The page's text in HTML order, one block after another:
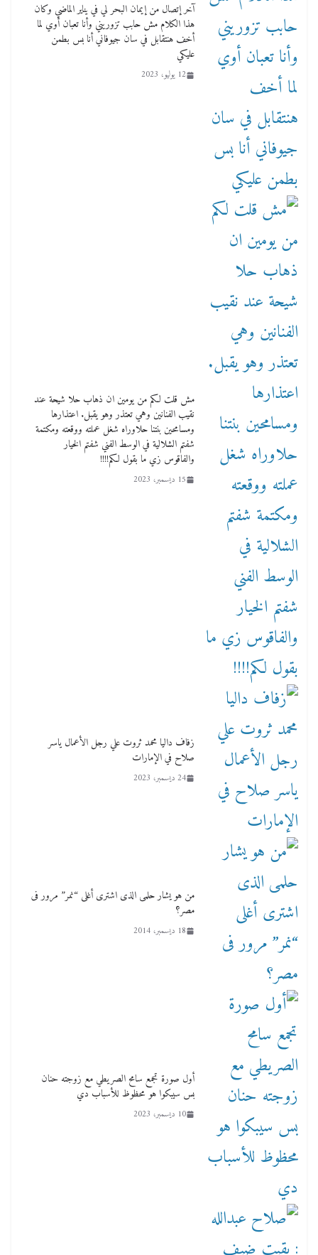
آخر إتصال من إيمان البحر لي في يناير الماضي وكان
هذا الكلام مش حابب تزوريني وأنا تعبان أوي لما
أخف هنتقابل في سان جيوفاني أنا بس بطمن
عليكي
12 يوليو، 2023
مش قلت لكم من يومين ان ذهاب حلا شيحة عند
نقيب الفنانين وهي تعتذر وهو يقبل. اعتذارها
ومسامحين بنتنا حلاوراه شغل عملته ووقعته ومكتمة
شفتم الشلالية في الوسط الفني شفتم الخيار
والفاقوس زي ما بقول لكم!!!!
15 ديسمبر، 2023
زفاف داليا محمد ثروت علي رجل الأعمال ياسر
صلاح في الإمارات
24 ديسمبر، 2023
من هو يشار حلمى الذى اشترى أغلى “نمر” مرور فى
مصر؟
18 ديسمبر، 2014
أول صورة تجمع سامح الصريطي مع زوجته حنان
بس سيبكوا هو محظوظ للأسباب دي
10 ديسمبر، 2023